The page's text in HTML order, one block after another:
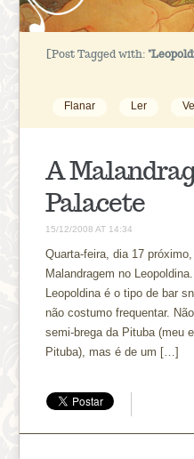
[Post Tagged with:
Flanar Ler
A
Palacete
15/12/2008 AT 14:34
Quarta-feira, dia 17
Malandragem no
Leopoldina é o tipo de bar
não costumo frequentar.
semi-brega da Pituba (meu
Pituba), mas é de um […]